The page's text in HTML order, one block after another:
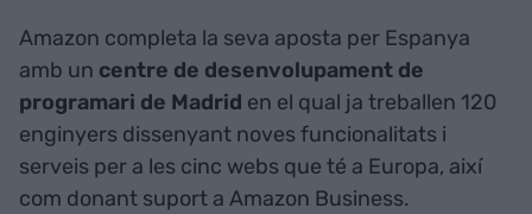
Amazon completa la seva aposta per Espanya
amb un centre de desenvolupament de
programari de Madrid en el qual ja treballen 120
enginyers dissenyant noves funcionalitats i
serveis per a les cinc webs que té a Europa, així
com donant suport a Amazon Business.